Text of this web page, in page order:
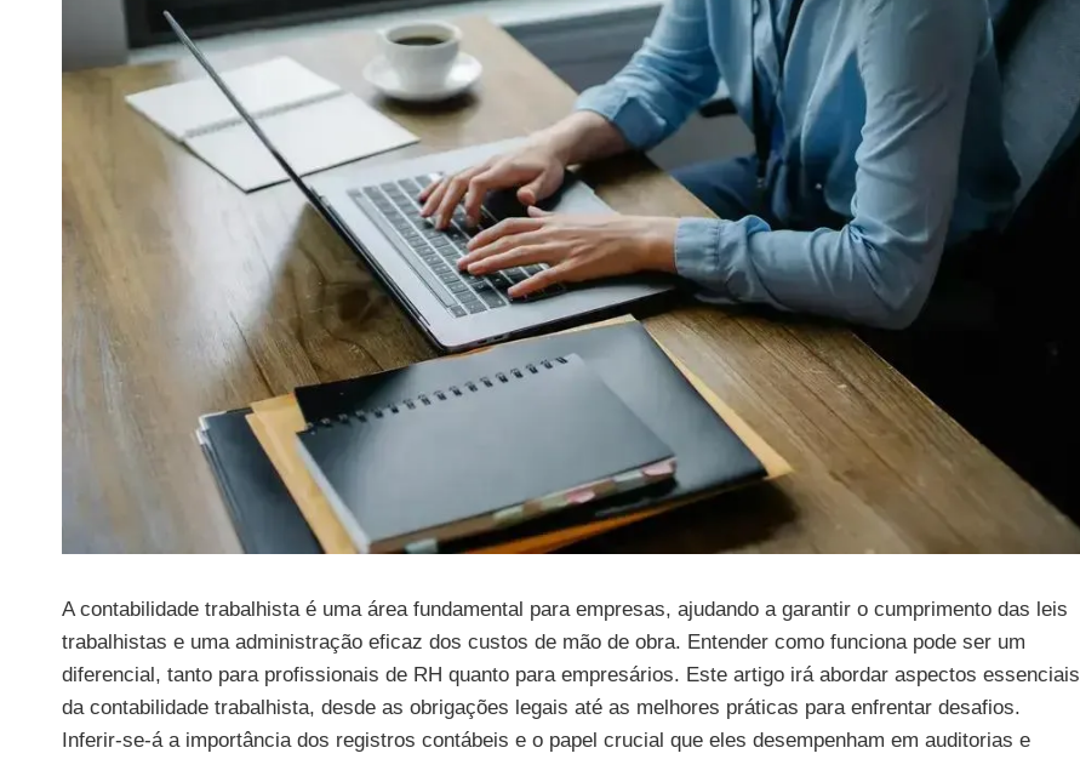
A contabilidade trabalhista é uma área fundamental para empresas, ajudando a garantir o cumprimento das leis
trabalhistas e uma administração eficaz dos custos de mão de obra. Entender como funciona pode ser um
diferencial, tanto para profissionais de RH quanto para empresários. Este artigo irá abordar aspectos essenciais
da contabilidade trabalhista, desde as obrigações legais até as melhores práticas para enfrentar desafios.
Inferir-se-á a importância dos registros contábeis e o papel crucial que eles desempenham em auditorias e